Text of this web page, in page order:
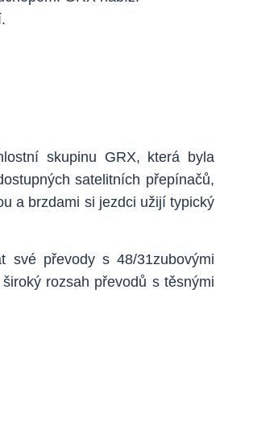
skupinu GRX, která byla
satelitních přepínačů,
a brzdami si jezdci užijí typický
své převody s 48/31zubovými
rozsah převodů s těsnými